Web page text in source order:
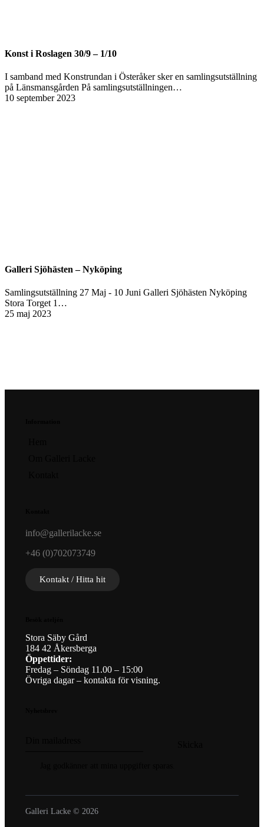
Konst i Roslagen 30/9 – 1/10
I samband med Konstrundan i Österåker sker en samlingsutställning
på Länsmansgården På samlingsutställningen…
10 september 2023
Galleri Sjöhästen – Nyköping
Samlingsutställning 27 Maj - 10 Juni Galleri Sjöhästen Nyköping
Stora Torget 1…
25 maj 2023
info@gallerilacke.se
+46 (0)702073749
Kontakt / Hitta hit
Stora Säby Gård
184 42 Åkersberga
Öppettider:
Fredag – Söndag 11.00 – 15:00
Övriga dagar – kontakta för visning.
Galleri Lacke © 2026